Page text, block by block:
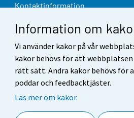
Information om
Vi använder kakor på vår
kakor behövs för att webbplatsen
rätt sätt. Andra kakor behövs för
poddar och feedbacktjäster.
Läs mer om kakor.
Kontaktinformation
Respons
Användarvillkor
Dataskydd
Tillgänglighet